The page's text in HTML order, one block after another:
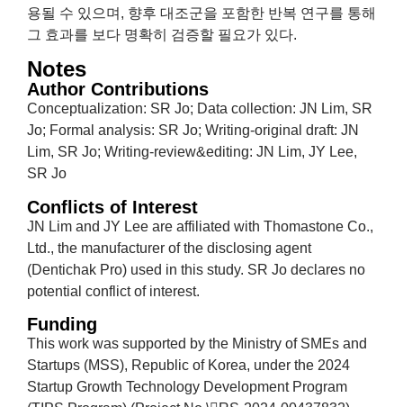
용될 수 있으며, 향후 대조군을 포함한 반복 연구를 통해
그 효과를 보다 명확히 검증할 필요가 있다.
Notes
Author Contributions
Conceptualization: SR Jo; Data collection: JN Lim, SR
Jo; Formal analysis: SR Jo; Writing-original draft: JN
Lim, SR Jo; Writing-review&editing: JN Lim, JY Lee,
SR Jo
Conflicts of Interest
JN Lim and JY Lee are affiliated with Thomastone Co.,
Ltd., the manufacturer of the disclosing agent
(Dentichak Pro) used in this study. SR Jo declares no
potential conflict of interest.
Funding
This work was supported by the Ministry of SMEs and
Startups (MSS), Republic of Korea, under the 2024
Startup Growth Technology Development Program